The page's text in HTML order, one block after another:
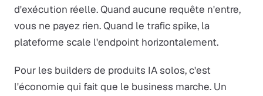
d'exécution réelle. Quand aucune requête n'entre,
vous ne payez rien. Quand le trafic spike, la
plateforme scale l'endpoint horizontalement.
Pour les builders de produits IA solos, c'est
l'économie qui fait que le business marche. Un